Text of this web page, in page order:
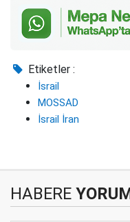
Etiketler :
İsrail
MOSSAD
İsrail İran
HABERE